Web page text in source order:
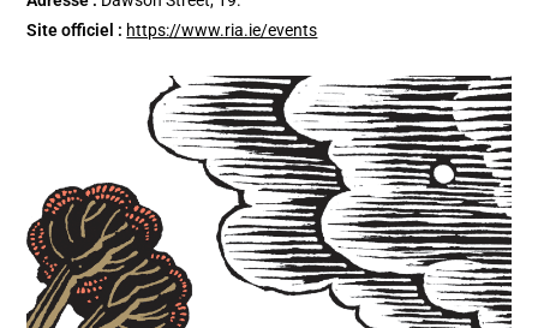
Site officiel : https://www.ria.ie/events